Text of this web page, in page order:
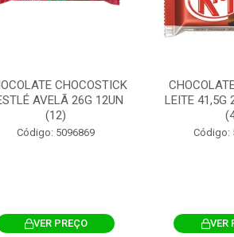
CHOCOSTICK
AVELÃ 26G 12UN
(12)
Código: 5096869
VER PREÇO
LEITE 41,5G
Código:
VER